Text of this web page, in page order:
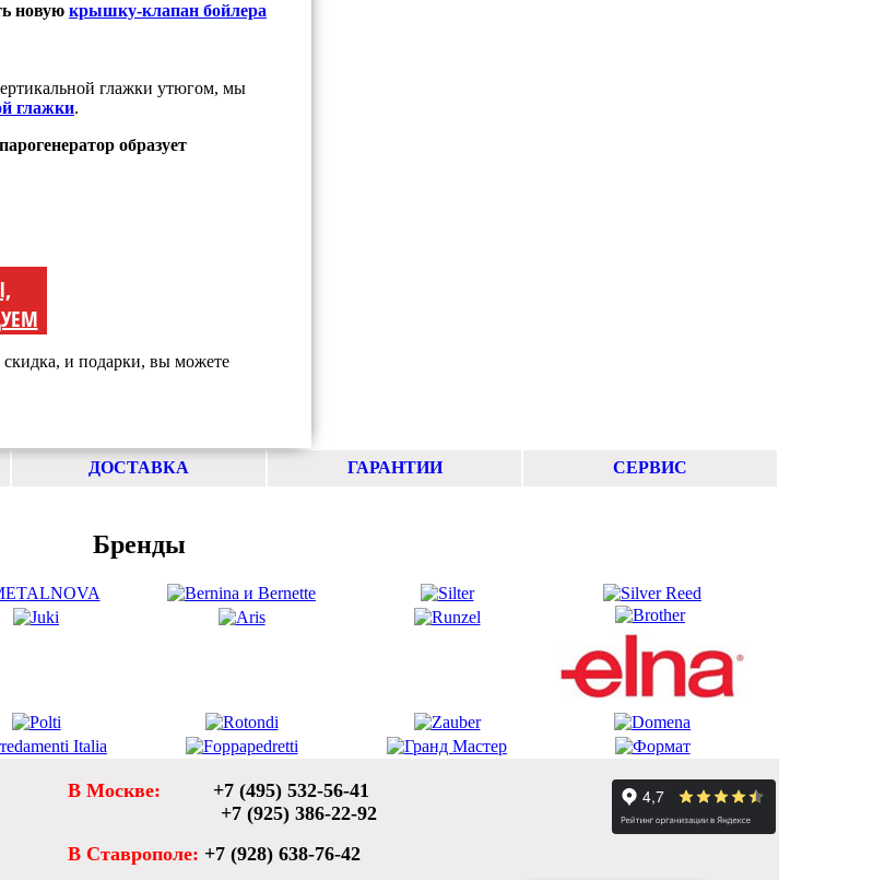
новую крышку-клапан бойлера
глажки утюгом, мы
глажки.
образует
и подарки, вы можете
ДОСТАВКА ГАРАНТИИ СЕРВИС
Бренды
В Москве:
+7 (495) 532-56-41
+7 (925) 386-22-92
В Ставрополе: +7 (928) 638-76-42